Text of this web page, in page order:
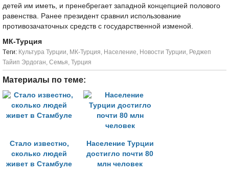
детей им иметь, и пренебрегает западной концепцией полового
равенства. Ранее президент сравнил использование
противозачаточных средств с государственной изменой.
МК-Турция
Tеги: Культура Турции, МК-Турция, Население, Новости Турции, Реджеп
Тайип Эрдоган, Семья, Турция
Материалы по теме:
Стало известно,
сколько людей
живет в Стамбуле
Население Турции
достигло почти 80
млн человек